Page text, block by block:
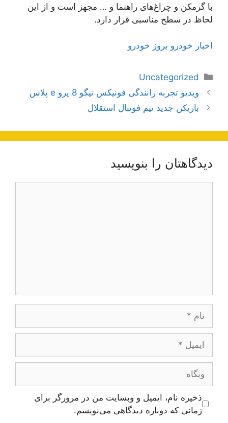
با گرمکن و چراغ‌های راهنما و … مجهز است و از این
لحاظ در سطح مناسبی قرار دارد.
اخبار خودرو بروز خودرو
دسته‌ها
Uncategorized
ناوبری
نوشته‌ها
ویدیو تجربه رانندگی فونیکس تیگو 8 پرو e پلاس
بازیکن جدید تیم فوتبال استقلال
دیدگاهتان را بنویسید
وبگاه
ذخیره نام، ایمیل و وبسایت من در مرورگر برای
زمانی که دوباره دیدگاهی می‌نویسم.